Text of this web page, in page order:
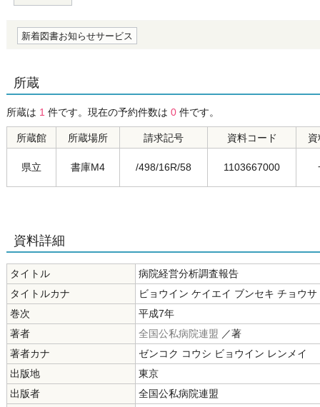
新着図書お知らせサービス
所蔵
所蔵は 1 件です。現在の予約件数は 0 件です。
所蔵館 所蔵場所 請求記号 資料コード
県立 書庫M4 /498/16R/58 1103667000
資料詳細
タイトル
病院経営分析調査報告
タイトルカナ
ビョウイン ケイエイ ブンセキ チョウ
巻次
平成7年
著者
全国公私病院連盟 ／著
著者カナ
ゼンコク コウシ ビョウイン レンメイ
出版地
東京
出版者
全国公私病院連盟